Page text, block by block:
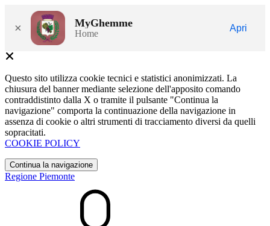
× MyGhemme
Home
Apri
Questo sito utilizza cookie tecnici e statistici anonimizzati. La
chiusura del banner mediante selezione dell'apposito comando
contraddistinto dalla X o tramite il pulsante "Continua la
navigazione" comporta la continuazione della navigazione in
assenza di cookie o altri strumenti di tracciamento diversi da quelli
sopracitati.
COOKIE POLICY
Continua la navigazione
Regione Piemonte